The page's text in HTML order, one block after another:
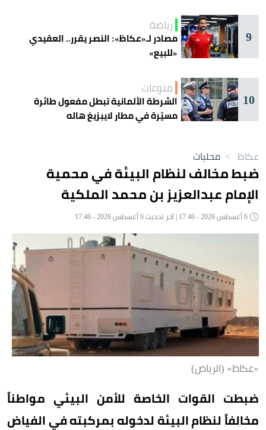
9
رياضة
مصادر لـ«عكاظ»: النصر يقرر.. العقيدي
«للبيع»
10
منوعات
الشرطة الألمانية تبطل مفعول طائرة
مسيّرة في مطار لايبزيغ هاله
عكاظ > محليات
ضبط مخالف لنظام البيئة في محمية
الإمام عبدالعزيز بن محمد الملكية
«عكاظ» (الرياض)
ضبطت القوات الخاصة للأمن البيئي مواطناً
مخالفاً لنظام البيئة لدخوله بمركبته في الفياض